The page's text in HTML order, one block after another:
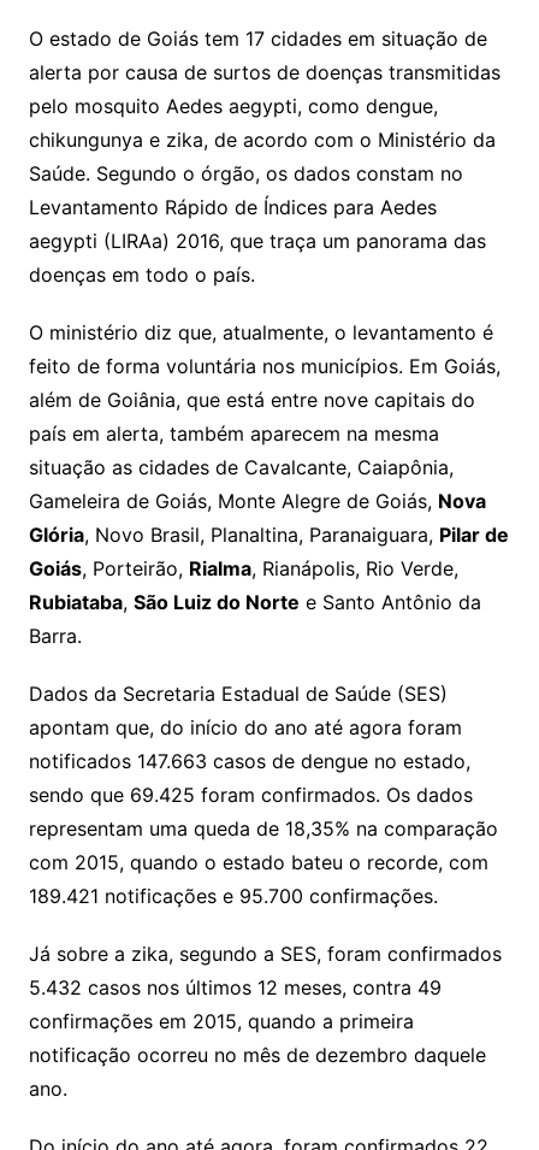
O estado de Goiás tem 17 cidades em situação de
alerta por causa de surtos de doenças transmitidas
pelo mosquito Aedes aegypti, como dengue,
chikungunya e zika, de acordo com o Ministério da
Saúde. Segundo o órgão, os dados constam no
Levantamento Rápido de Índices para Aedes
aegypti (LIRAa) 2016, que traça um panorama das
doenças em todo o país.
O ministério diz que, atualmente, o levantamento é
feito de forma voluntária nos municípios. Em Goiás,
além de Goiânia, que está entre nove capitais do
país em alerta, também aparecem na mesma
situação as cidades de Cavalcante, Caiapônia,
Gameleira de Goiás, Monte Alegre de Goiás, Nova
Glória, Novo Brasil, Planaltina, Paranaiguara, Pilar de
Goiás, Porteirão, Rialma, Rianápolis, Rio Verde,
Rubiataba, São Luiz do Norte e Santo Antônio da
Barra.
Dados da Secretaria Estadual de Saúde (SES)
apontam que, do início do ano até agora foram
notificados 147.663 casos de dengue no estado,
sendo que 69.425 foram confirmados. Os dados
representam uma queda de 18,35% na comparação
com 2015, quando o estado bateu o recorde, com
189.421 notificações e 95.700 confirmações.
Já sobre a zika, segundo a SES, foram confirmados
5.432 casos nos últimos 12 meses, contra 49
confirmações em 2015, quando a primeira
notificação ocorreu no mês de dezembro daquele
ano.